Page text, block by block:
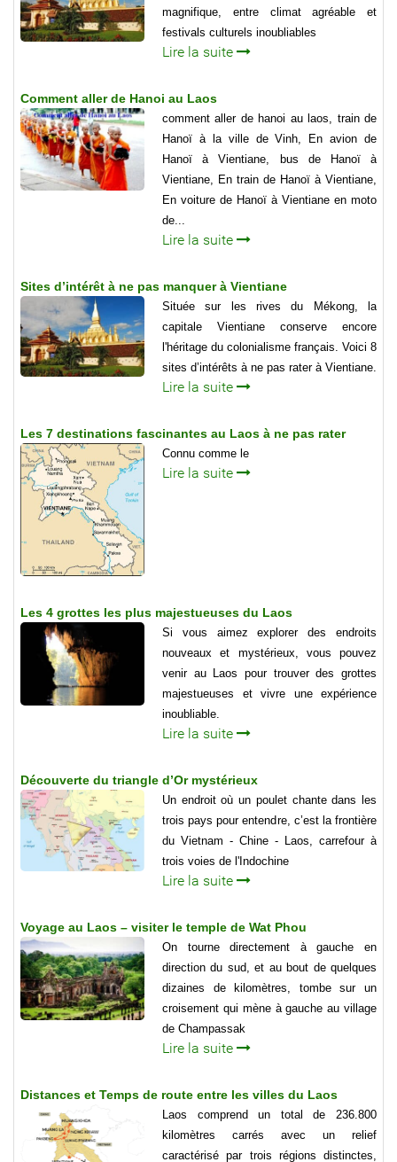
magnifique, entre climat agréable et
festivals culturels inoubliables
Lire la suite
Comment aller de Hanoi au Laos
comment aller de hanoi au laos, train de
Hanoï à la ville de Vinh, En avion de
Hanoï à Vientiane, bus de Hanoï à
Vientiane, En train de Hanoï à Vientiane,
En voiture de Hanoï à Vientiane en moto
de...
Lire la suite
Sites d’intérêt à ne pas manquer à Vientiane
Située sur les rives du Mékong, la
capitale Vientiane conserve encore
l'héritage du colonialisme français. Voici 8
sites d’intérêts à ne pas rater à Vientiane.
Lire la suite
Les 7 destinations fascinantes au Laos à ne pas rater
Connu comme le
Lire la suite
Les 4 grottes les plus majestueuses du Laos
Si vous aimez explorer des endroits
nouveaux et mystérieux, vous pouvez
venir au Laos pour trouver des grottes
majestueuses et vivre une expérience
inoubliable.
Lire la suite
Découverte du triangle d’Or mystérieux
Un endroit où un poulet chante dans les
trois pays pour entendre, c’est la frontière
du Vietnam - Chine - Laos, carrefour à
trois voies de l'Indochine
Lire la suite
Voyage au Laos – visiter le temple de Wat Phou
On tourne directement à gauche en
direction du sud, et au bout de quelques
dizaines de kilomètres, tombe sur un
croisement qui mène à gauche au village
de Champassak
Lire la suite
Distances et Temps de route entre les villes du Laos
Laos comprend un total de 236.800
kilomètres carrés avec un relief
caractérisé par trois régions distinctes,